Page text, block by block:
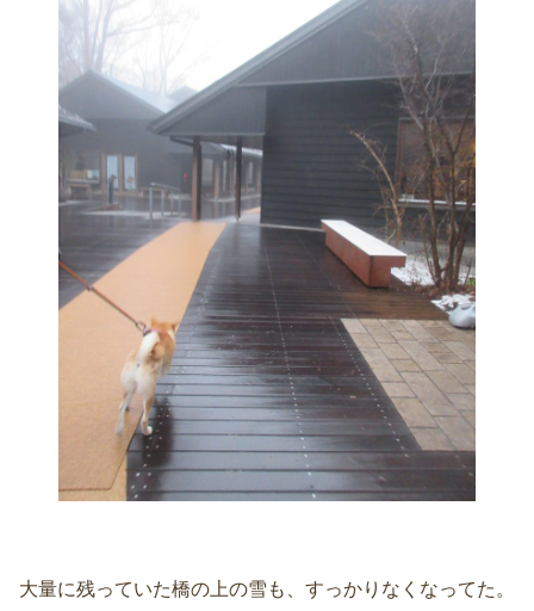
大量に残っていた橋の上の雪も、すっかりなくなってた。